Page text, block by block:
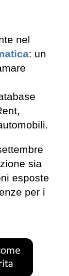
nel
: un
sia
esposte
per i